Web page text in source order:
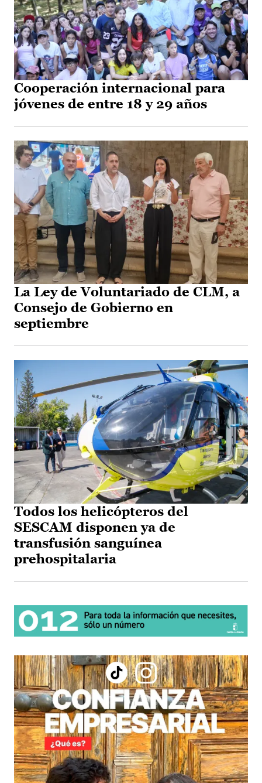
Cooperación internacional para
jóvenes de entre 18 y 29 años
La Ley de Voluntariado de CLM, a
Consejo de Gobierno en
septiembre
Todos los helicópteros del
SESCAM disponen ya de
transfusión sanguínea
prehospitalaria